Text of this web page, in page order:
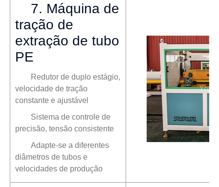
7. Máquina de
tração de
extração de tubo
PE
Redutor de duplo estágio,
velocidade de tração
constante e ajustável
Sistema de controle de
precisão, tensão consistente
Adapte-se a diferentes
diâmetros de tubos e
velocidades de produção